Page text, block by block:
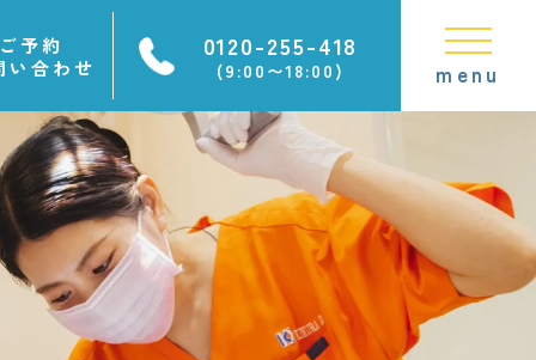
ご予約
い合わせ
0120-255-418
(9:00〜18:00) menu